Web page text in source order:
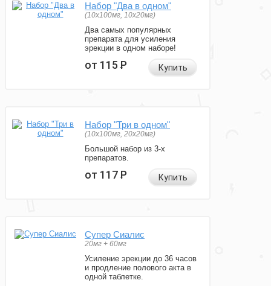
Набор "Два в одном"
(10x100мг, 10x20мг)
Два самых популярных
препарата для усиления
эрекции в одном наборе!
от 115Р Купить
Набор "Три в одном"
(10x100мг, 20x20мг)
Большой набор из 3-х
препаратов.
от 117Р Купить
Супер Сиалис
20мг + 60мг
Усиление эрекции до 36 часов
и продление полового акта в
одной таблетке.